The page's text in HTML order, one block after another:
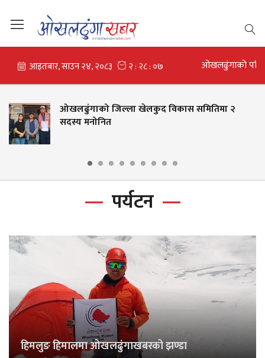
ओखलढुंगाको
विकास समितिमा २
मोलुङ गाउँपालिकाको
पर्यटन
हिमलुङ हिमालमा ओखलढुंगाखबरको झण्डा